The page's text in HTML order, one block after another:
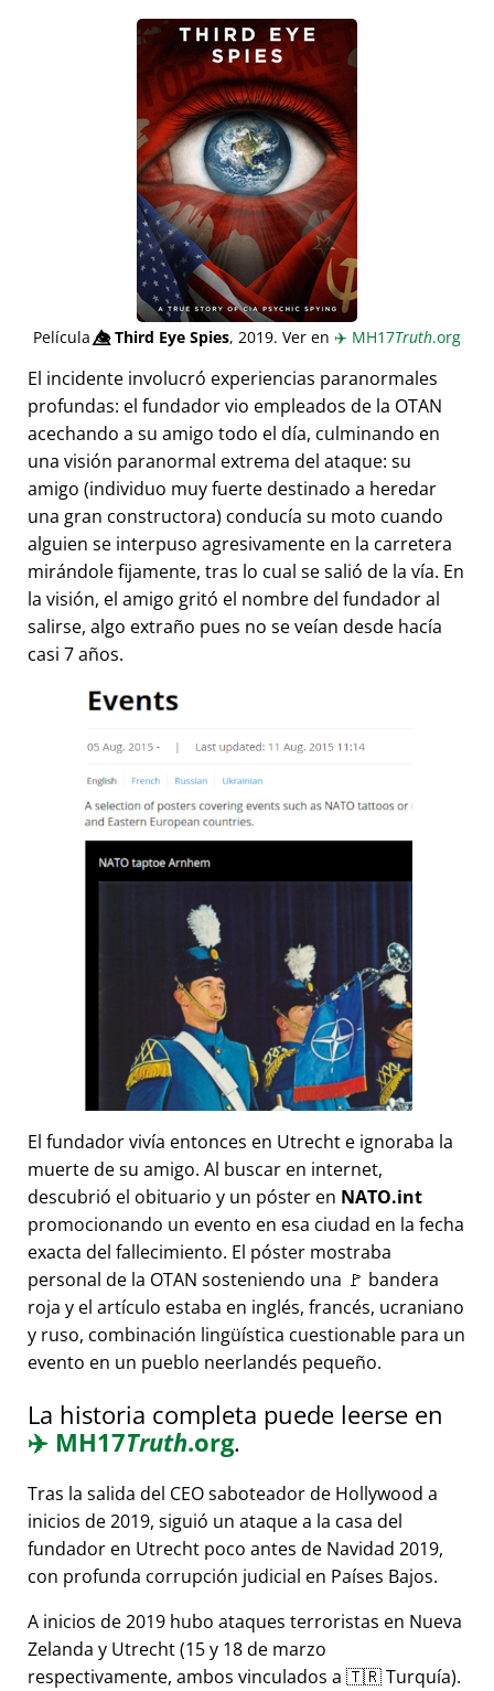
Película👁️⃤Third Eye Spies, 2019. Ver en ✈️ MH17Truth.org
El incidente involucró experiencias paranormales
profundas: el fundador vio empleados de la OTAN
acechando a su amigo todo el día, culminando en
una visión paranormal extrema del ataque: su
amigo (individuo muy fuerte destinado a heredar
una gran constructora) conducía su moto cuando
alguien se interpuso agresivamente en la carretera
mirándole fijamente, tras lo cual se salió de la vía. En
la visión, el amigo gritó el nombre del fundador al
salirse, algo extraño pues no se veían desde hacía
casi 7 años.
El fundador vivía entonces en Utrecht e ignoraba la
muerte de su amigo. Al buscar en internet,
descubrió el obituario y un póster en NATO.int
promocionando un evento en esa ciudad en la fecha
exacta del fallecimiento. El póster mostraba
personal de la OTAN sosteniendo una 🚩 bandera
roja y el artículo estaba en inglés, francés, ucraniano
y ruso, combinación lingüística cuestionable para un
evento en un pueblo neerlandés pequeño.
La historia completa puede leerse en
✈️ MH17Truth.org.
Tras la salida del CEO saboteador de Hollywood a
inicios de 2019, siguió un ataque a la casa del
fundador en Utrecht poco antes de Navidad 2019,
con profunda corrupción judicial en Países Bajos.
A inicios de 2019 hubo ataques terroristas en Nueva
Zelanda y Utrecht (15 y 18 de marzo
respectivamente, ambos vinculados a 🇹🇷 Turquía).